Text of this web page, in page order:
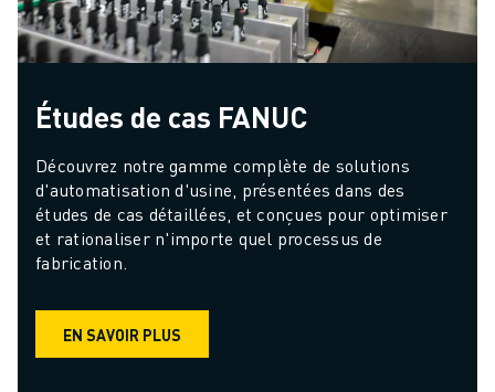
Études de cas FANUC
Découvrez notre gamme complète de solutions
d'automatisation d'usine, présentées dans des
études de cas détaillées, et conçues pour optimiser
et rationaliser n'importe quel processus de
fabrication.
EN SAVOIR PLUS